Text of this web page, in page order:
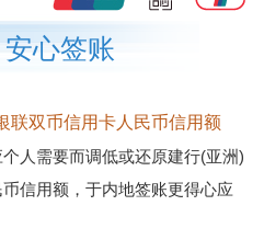
心签账
联双币信用卡人民币信用额
人需要而调低或还原建行(亚洲)
信用额，于内地签账更得心应